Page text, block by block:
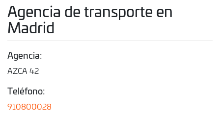
Agencia de transporte en
Madrid
Agencia:
AZCA 42
Teléfono:
910800028